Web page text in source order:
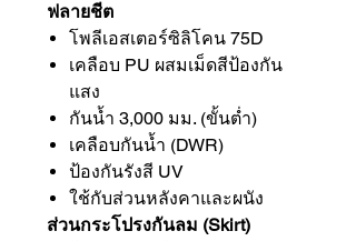
ฟลายชีต
โพลีเอสเตอร์ซิลิโคน 75D
เคลือบ PU ผสมเม็ดสีป้องกัน
แสง
กันน้ำ 3,000 มม. (ขั้นต่ำ)
เคลือบกันน้ำ (DWR)
ป้องกันรังสี UV
ใช้กับส่วนหลังคาและผนัง
ส่วนกระโปรงกันลม (Skirt)